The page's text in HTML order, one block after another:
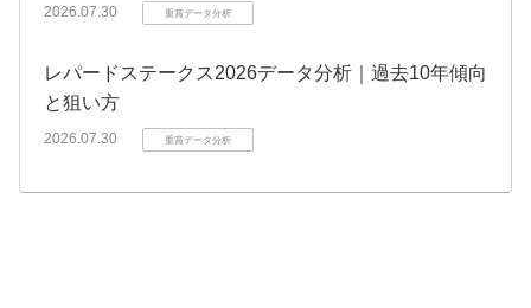
2026.07.30 重賞データ分析
レパードステークス2026データ分析｜過去10年傾向
と狙い方
2026.07.30 重賞データ分析